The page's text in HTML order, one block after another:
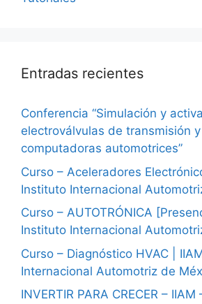
Entradas recientes
Conferencia “Simulación y
electroválvulas de transmisión
computadoras automotrices”
Curso – Aceleradores
Instituto Internacional
Curso – AUTOTRÓNICA
Instituto Internacional
Curso – Diagnóstico HVAC |
Internacional Automotriz de
INVERTIR PARA CRECER –